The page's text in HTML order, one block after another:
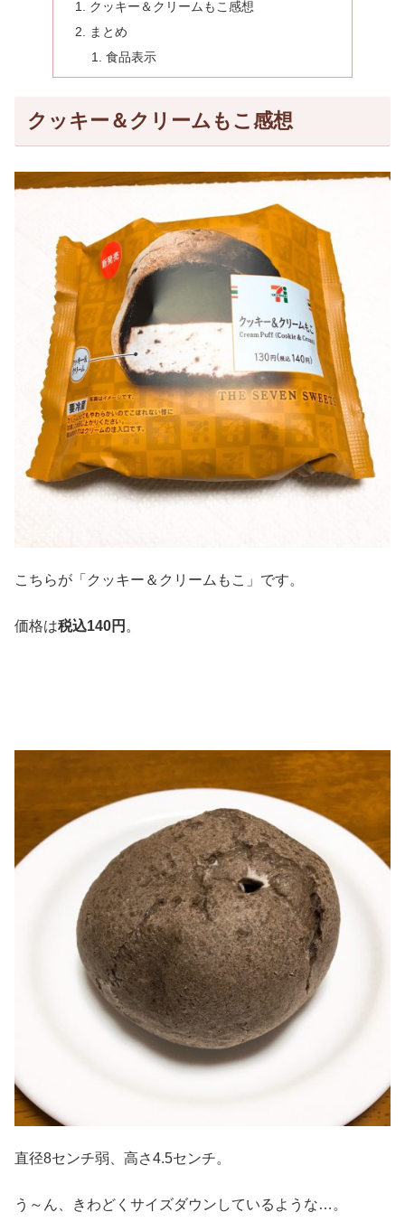
クッキー＆クリームもこ感想
まとめ
食品表示
クッキー＆クリームもこ感想
こちらが「クッキー＆クリームもこ」です。
価格は税込140円 。
直径8センチ弱、高さ4.5センチ。
う～ん、きわどくサイズダウンしているような…。